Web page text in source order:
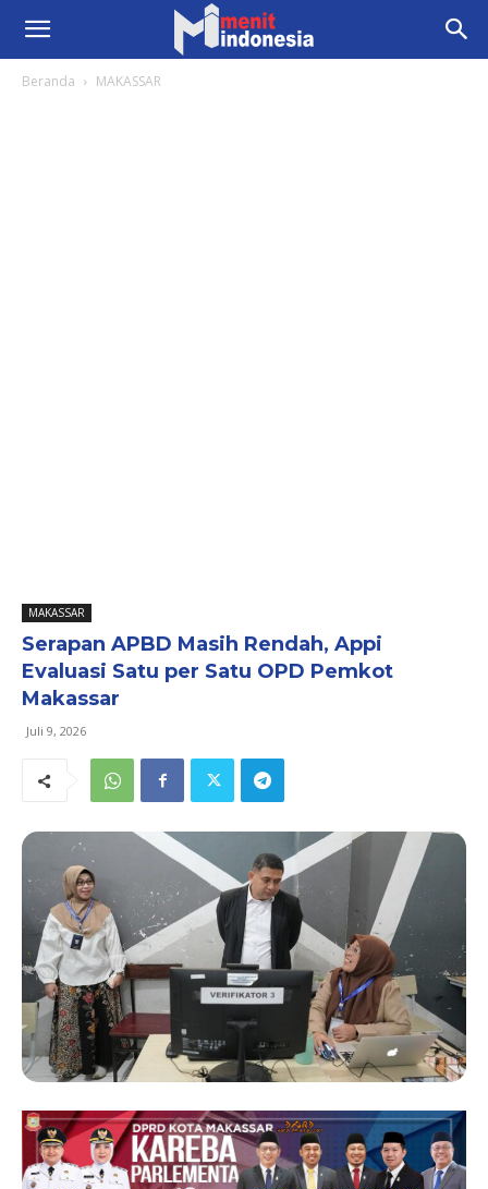
Beranda MAKASSAR
MAKASSAR
Serapan APBD Masih Rendah, Appi
Evaluasi Satu per Satu OPD Pemkot
Makassar
Juli 9, 2026